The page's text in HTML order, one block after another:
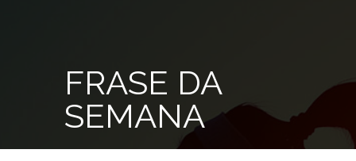
FRASE DA
SEMANA